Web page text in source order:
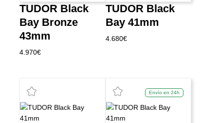
TUDOR Black
Bay Bronze
43mm
4.970€
TUDOR Black
Bay 41mm
4.680€
Envío en 24h